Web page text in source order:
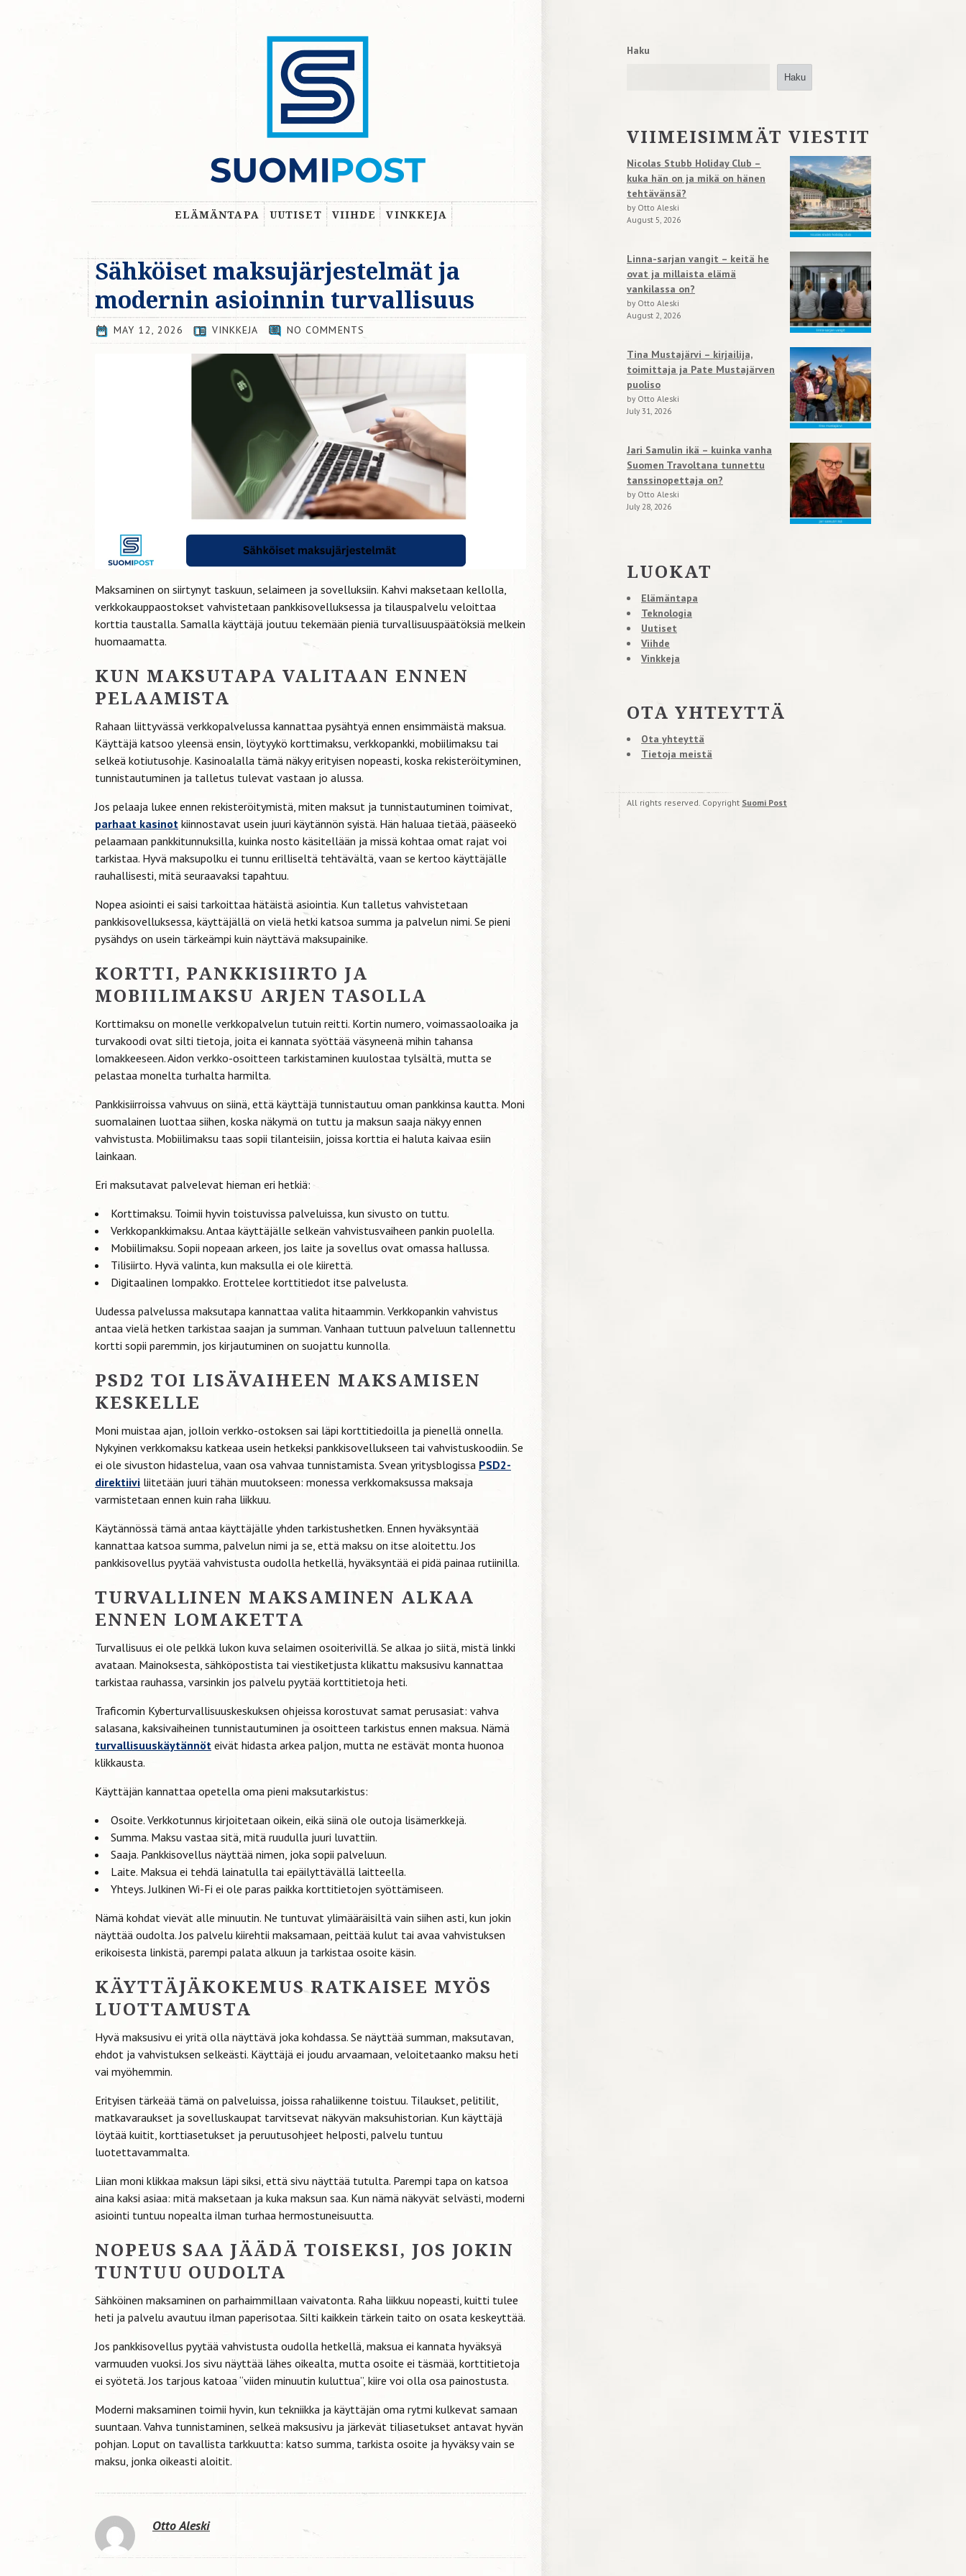
ELÄMÄNTAPA UUTISET VIIHDE VINKKEJA
Sähköiset maksujärjestelmät ja
modernin asioinnin turvallisuus
MAY 12, 2026 VINKKEJA NO COMMENTS
Maksaminen on siirtynyt taskuun, selaimeen ja sovelluksiin. Kahvi maksetaan kellolla,
verkkokauppaostokset vahvistetaan pankkisovelluksessa ja tilauspalvelu veloittaa
korttia taustalla. Samalla käyttäjä joutuu tekemään pieniä turvallisuuspäätöksiä melkein
huomaamatta.
KUN MAKSUTAPA VALITAAN ENNEN
PELAAMISTA
Rahaan liittyvässä verkkopalvelussa kannattaa pysähtyä ennen ensimmäistä maksua.
Käyttäjä katsoo yleensä ensin, löytyykö korttimaksu, verkkopankki, mobiilimaksu tai
selkeä kotiutusohje. Kasinoalalla tämä näkyy erityisen nopeasti, koska rekisteröityminen,
tunnistautuminen ja talletus tulevat vastaan jo alussa.
Jos pelaaja lukee ennen rekisteröitymistä, miten maksut ja tunnistautuminen toimivat,
parhaat kasinot kiinnostavat usein juuri käytännön syistä. Hän haluaa tietää, pääseekö
pelaamaan pankkitunnuksilla, kuinka nosto käsitellään ja missä kohtaa omat rajat voi
tarkistaa. Hyvä maksupolku ei tunnu erilliseltä tehtävältä, vaan se kertoo käyttäjälle
rauhallisesti, mitä seuraavaksi tapahtuu.
Nopea asiointi ei saisi tarkoittaa hätäistä asiointia. Kun talletus vahvistetaan
pankkisovelluksessa, käyttäjällä on vielä hetki katsoa summa ja palvelun nimi. Se pieni
pysähdys on usein tärkeämpi kuin näyttävä maksupainike.
KORTTI, PANKKISIIRTO JA
MOBIILIMAKSU ARJEN TASOLLA
Korttimaksu on monelle verkkopalvelun tutuin reitti. Kortin numero, voimassaoloaika ja
turvakoodi ovat silti tietoja, joita ei kannata syöttää väsyneenä mihin tahansa
lomakkeeseen. Aidon verkko-osoitteen tarkistaminen kuulostaa tylsältä, mutta se
pelastaa monelta turhalta harmilta.
Pankkisiirroissa vahvuus on siinä, että käyttäjä tunnistautuu oman pankkinsa kautta. Moni
suomalainen luottaa siihen, koska näkymä on tuttu ja maksun saaja näkyy ennen
vahvistusta. Mobiilimaksu taas sopii tilanteisiin, joissa korttia ei haluta kaivaa esiin
lainkaan.
Eri maksutavat palvelevat hieman eri hetkiä:
Korttimaksu. Toimii hyvin toistuvissa palveluissa, kun sivusto on tuttu.
Verkkopankkimaksu. Antaa käyttäjälle selkeän vahvistusvaiheen pankin puolella.
Mobiilimaksu. Sopii nopeaan arkeen, jos laite ja sovellus ovat omassa hallussa.
Tilisiirto. Hyvä valinta, kun maksulla ei ole kiirettä.
Digitaalinen lompakko. Erottelee korttitiedot itse palvelusta.
Uudessa palvelussa maksutapa kannattaa valita hitaammin. Verkkopankin vahvistus
antaa vielä hetken tarkistaa saajan ja summan. Vanhaan tuttuun palveluun tallennettu
kortti sopii paremmin, jos kirjautuminen on suojattu kunnolla.
PSD2 TOI LISÄVAIHEEN MAKSAMISEN
KESKELLE
Moni muistaa ajan, jolloin verkko-ostoksen sai läpi korttitiedoilla ja pienellä onnella.
Nykyinen verkkomaksu katkeaa usein hetkeksi pankkisovellukseen tai vahvistuskoodiin. Se
ei ole sivuston hidastelua, vaan osa vahvaa tunnistamista. Svean yritysblogissa PSD2-
direktiivi liitetään juuri tähän muutokseen: monessa verkkomaksussa maksaja
varmistetaan ennen kuin raha liikkuu.
Käytännössä tämä antaa käyttäjälle yhden tarkistushetken. Ennen hyväksyntää
kannattaa katsoa summa, palvelun nimi ja se, että maksu on itse aloitettu. Jos
pankkisovellus pyytää vahvistusta oudolla hetkellä, hyväksyntää ei pidä painaa rutiinilla.
TURVALLINEN MAKSAMINEN ALKAA
ENNEN LOMAKETTA
Turvallisuus ei ole pelkkä lukon kuva selaimen osoiterivillä. Se alkaa jo siitä, mistä linkki
avataan. Mainoksesta, sähköpostista tai viestiketjusta klikattu maksusivu kannattaa
tarkistaa rauhassa, varsinkin jos palvelu pyytää korttitietoja heti.
Traficomin Kyberturvallisuuskeskuksen ohjeissa korostuvat samat perusasiat: vahva
salasana, kaksivaiheinen tunnistautuminen ja osoitteen tarkistus ennen maksua. Nämä
turvallisuuskäytännöt eivät hidasta arkea paljon, mutta ne estävät monta huonoa
klikkausta.
Käyttäjän kannattaa opetella oma pieni maksutarkistus:
Osoite. Verkkotunnus kirjoitetaan oikein, eikä siinä ole outoja lisämerkkejä.
Summa. Maksu vastaa sitä, mitä ruudulla juuri luvattiin.
Saaja. Pankkisovellus näyttää nimen, joka sopii palveluun.
Laite. Maksua ei tehdä lainatulla tai epäilyttävällä laitteella.
Yhteys. Julkinen Wi-Fi ei ole paras paikka korttitietojen syöttämiseen.
Nämä kohdat vievät alle minuutin. Ne tuntuvat ylimääräisiltä vain siihen asti, kun jokin
näyttää oudolta. Jos palvelu kiirehtii maksamaan, peittää kulut tai avaa vahvistuksen
erikoisesta linkistä, parempi palata alkuun ja tarkistaa osoite käsin.
KÄYTTÄJÄKOKEMUS RATKAISEE MYÖS
LUOTTAMUSTA
Hyvä maksusivu ei yritä olla näyttävä joka kohdassa. Se näyttää summan, maksutavan,
ehdot ja vahvistuksen selkeästi. Käyttäjä ei joudu arvaamaan, veloitetaanko maksu heti
vai myöhemmin.
Erityisen tärkeää tämä on palveluissa, joissa rahaliikenne toistuu. Tilaukset, pelitilit,
matkavaraukset ja sovelluskaupat tarvitsevat näkyvän maksuhistorian. Kun käyttäjä
löytää kuitit, korttiasetukset ja peruutusohjeet helposti, palvelu tuntuu
luotettavammalta.
Liian moni klikkaa maksun läpi siksi, että sivu näyttää tutulta. Parempi tapa on katsoa
aina kaksi asiaa: mitä maksetaan ja kuka maksun saa. Kun nämä näkyvät selvästi, moderni
asiointi tuntuu nopealta ilman turhaa hermostuneisuutta.
NOPEUS SAA JÄÄDÄ TOISEKSI, JOS JOKIN
TUNTUU OUDOLTA
Sähköinen maksaminen on parhaimmillaan vaivatonta. Raha liikkuu nopeasti, kuitti tulee
heti ja palvelu avautuu ilman paperisotaa. Silti kaikkein tärkein taito on osata keskeyttää.
Jos pankkisovellus pyytää vahvistusta oudolla hetkellä, maksua ei kannata hyväksyä
varmuuden vuoksi. Jos sivu näyttää lähes oikealta, mutta osoite ei täsmää, korttitietoja
ei syötetä. Jos tarjous katoaa “viiden minuutin kuluttua”, kiire voi olla osa painostusta.
Moderni maksaminen toimii hyvin, kun tekniikka ja käyttäjän oma rytmi kulkevat samaan
suuntaan. Vahva tunnistaminen, selkeä maksusivu ja järkevät tiliasetukset antavat hyvän
pohjan. Loput on tavallista tarkkuutta: katso summa, tarkista osoite ja hyväksy vain se
maksu, jonka oikeasti aloitit.
Otto Aleski
Haku
Haku
VIIMEISIMMÄT VIESTIT
Nicolas Stubb Holiday Club –
kuka hän on ja mikä on hänen
tehtävänsä?
by Otto Aleski
August 5, 2026
Linna-sarjan vangit – keitä he
ovat ja millaista elämä
vankilassa on?
by Otto Aleski
August 2, 2026
Tina Mustajärvi – kirjailija,
toimittaja ja Pate Mustajärven
puoliso
by Otto Aleski
July 31, 2026
Jari Samulin ikä – kuinka vanha
Suomen Travoltana tunnettu
tanssinopettaja on?
by Otto Aleski
July 28, 2026
LUOKAT
Elämäntapa
Teknologia
Uutiset
Viihde
Vinkkeja
OTA YHTEYTTÄ
Ota yhteyttä
Tietoja meistä
All rights reserved. Copyright Suomi Post